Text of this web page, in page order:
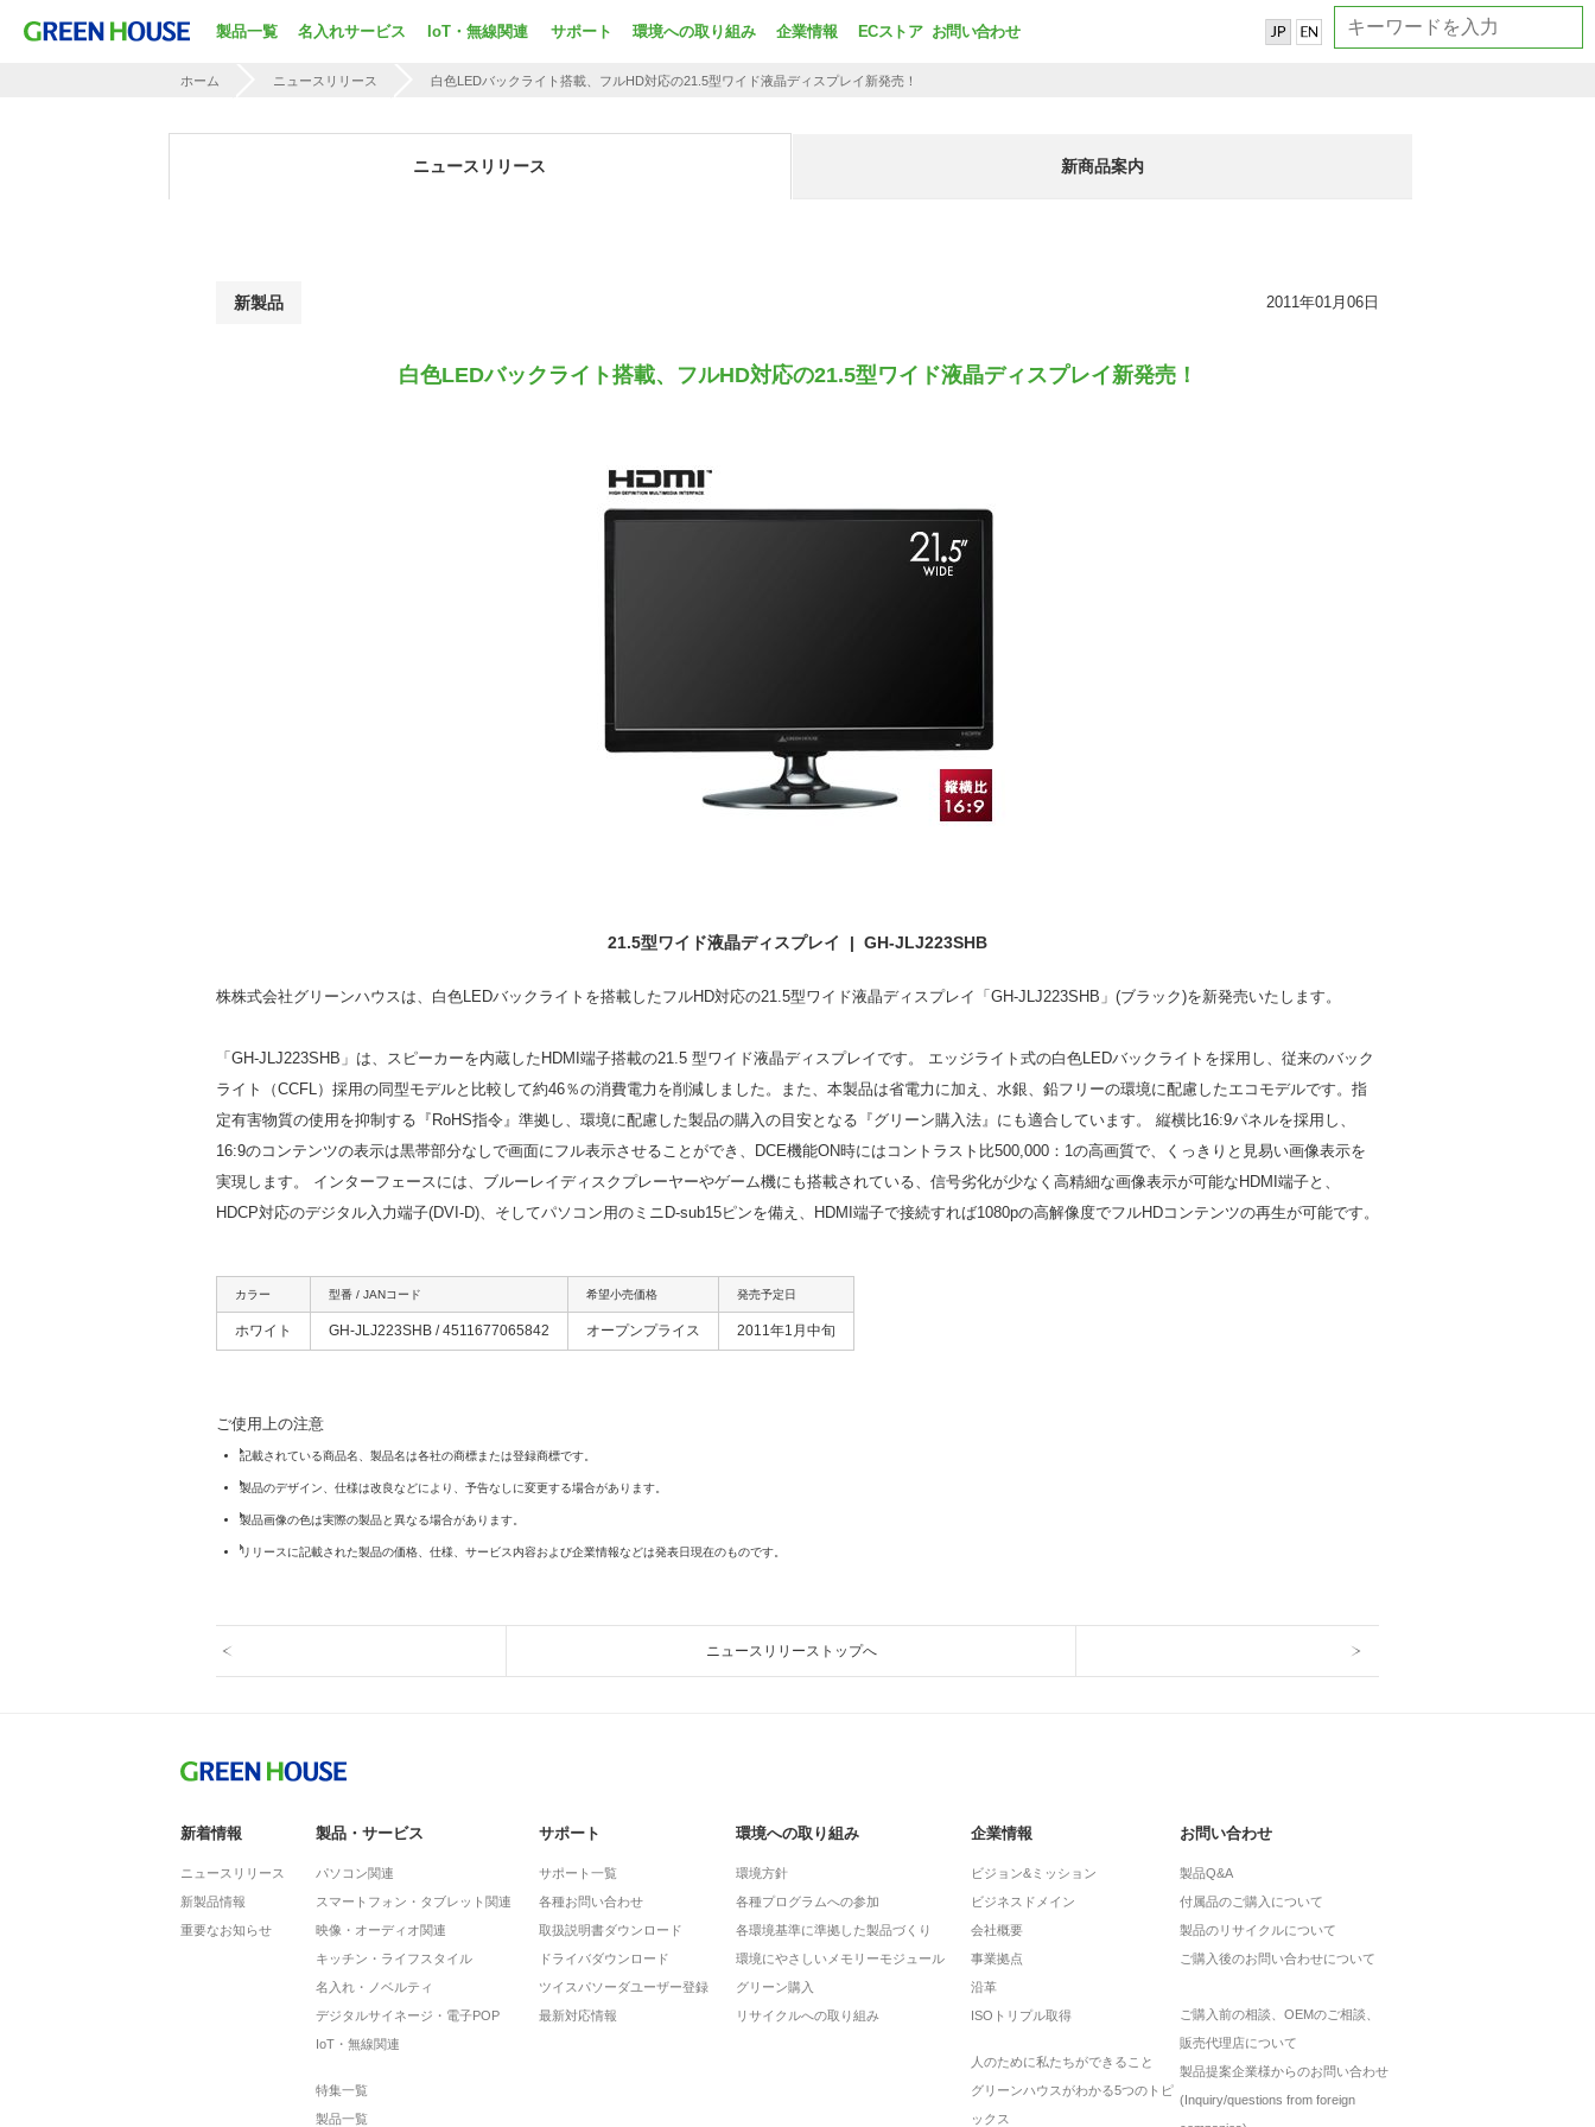
製品一覧 名入れサービス IoT・無線関連 サポート 環境への取り組み 企業情報 ECストア お問い合わせ
ホーム ニュースリリース 白色LEDバックライト搭載、フルHD対応の21.5型ワイド液晶ディスプレイ新発売！
ニュースリリース 新商品案内
新製品 2011年01月06日
白色LEDバックライト搭載、フルHD対応の21.5型ワイド液晶ディスプレイ新発売！
21.5型ワイド液晶ディスプレイ | GH-JLJ223SHB
株株式会社グリーンハウスは、白色LEDバックライトを搭載したフルHD対応の21.5型ワイド液晶ディスプレイ「GH-JLJ223SHB」(ブラック)を新発売いたします。
「GH-JLJ223SHB」は、スピーカーを内蔵したHDMI端子搭載の21.5 型ワイド液晶ディスプレイです。 エッジライト式の白色LEDバックライトを採用し、従来のバック
ライト（CCFL）採用の同型モデルと比較して約46％の消費電力を削減しました。また、本製品は省電力に加え、水銀、鉛フリーの環境に配慮したエコモデルです。指
定有害物質の使用を抑制する『RoHS指令』準拠し、環境に配慮した製品の購入の目安となる『グリーン購入法』にも適合しています。 縦横比16:9パネルを採用し、
16:9のコンテンツの表示は黒帯部分なしで画面にフル表示させることができ、DCE機能ON時にはコントラスト比500,000：1の高画質で、くっきりと見易い画像表示を
実現します。 インターフェースには、ブルーレイディスクプレーヤーやゲーム機にも搭載されている、信号劣化が少なく高精細な画像表示が可能なHDMI端子と、
HDCP対応のデジタル入力端子(DVI-D)、そしてパソコン用のミニD-sub15ピンを備え、HDMI端子で接続すれば1080pの高解像度でフルHDコンテンツの再生が可能です。
カラー 型番 / JANコード 希望小売価格 発売予定日
ホワイト GH-JLJ223SHB / 4511677065842 オープンプライス 2011年1月中旬
ご使用上の注意
記載されている商品名、製品名は各社の商標または登録商標です。
製品のデザイン、仕様は改良などにより、予告なしに変更する場合があります。
製品画像の色は実際の製品と異なる場合があります。
リリースに記載された製品の価格、仕様、サービス内容および企業情報などは発表日現在のものです。
ニュースリリーストップへ
新着情報
ニュースリリース
新製品情報
重要なお知らせ
製品・サービス
パソコン関連
スマートフォン・タブレット関連
映像・オーディオ関連
キッチン・ライフスタイル
名入れ・ノベルティ
デジタルサイネージ・電子POP
IoT・無線関連
特集一覧
製品一覧
サポート
サポート一覧
各種お問い合わせ
取扱説明書ダウンロード
ドライバダウンロード
ツイスパソーダユーザー登録
最新対応情報
環境への取り組み
環境方針
各種プログラムへの参加
各環境基準に準拠した製品づくり
環境にやさしいメモリーモジュール
グリーン購入
リサイクルへの取り組み
企業情報
ビジョン&ミッション
ビジネスドメイン
会社概要
事業拠点
沿革
ISOトリプル取得
人のために私たちができること
グリーンハウスがわかる5つのトピ
ックス
お問い合わせ
製品Q&A
付属品のご購入について
製品のリサイクルについて
ご購入後のお問い合わせについて
ご購入前の相談、OEMのご相談、
販売代理店について
製品提案企業様からのお問い合わせ
(Inquiry/questions from foreign